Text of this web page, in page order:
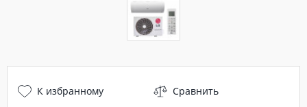
К избранному Сравнить